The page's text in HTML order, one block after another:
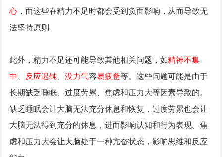
心 ，而这些在精力不足时都会受到负面影响，从而导致无
法坚持原则‌
此外，精力不足还可能导致其他相关问题，如精神不集
中
反应迟钝 、没力气容易疲惫等。这些问题可能是由于
长期缺乏睡眠、过度劳累、焦虑和压力大等因素导致的。
缺乏睡眠会让大脑无法充分休息和恢复，过度劳累也会让
大脑无法得到充分的休息，进而影响认知和行为表现。焦
虑和压力大会让大脑处于一种亢奋状态，影响思维和反应